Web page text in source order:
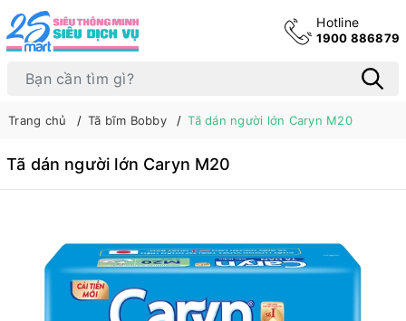
Hotline
1900 886879
Trang chủ Tã bĩm Bobby Tã dán người lớn Caryn M20
Tã dán người lớn Caryn M20